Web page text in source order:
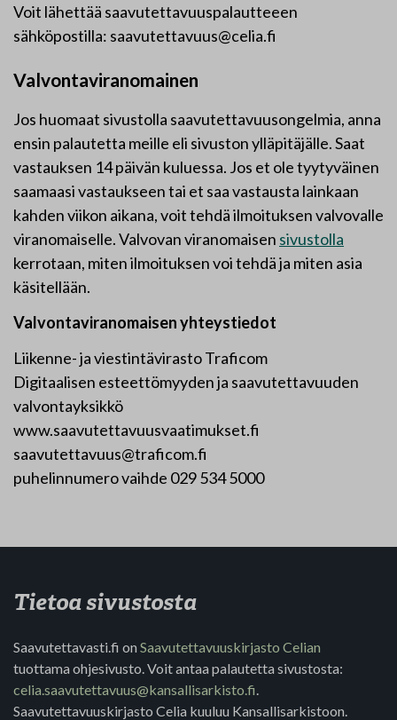
Voit lähettää saavutettavuuspalautteeen
sähköpostilla: saavutettavuus@celia.fi
Valvontaviranomainen
Jos huomaat sivustolla saavutettavuusongelmia, anna
ensin palautetta meille eli sivuston ylläpitäjälle. Saat
vastauksen 14 päivän kuluessa. Jos et ole tyytyväinen
saamaasi vastaukseen tai et saa vastausta lainkaan
kahden viikon aikana, voit tehdä ilmoituksen valvovalle
viranomaiselle. Valvovan viranomaisen sivustolla
kerrotaan, miten ilmoituksen voi tehdä ja miten asia
käsitellään.
Valvontaviranomaisen yhteystiedot
Liikenne- ja viestintävirasto Traficom
Digitaalisen esteettömyyden ja saavutettavuuden
valvontayksikkö
www.saavutettavuusvaatimukset.fi
saavutettavuus@traficom.fi
puhelinnumero vaihde 029 534 5000
Tietoa sivustosta
Saavutettavasti.fi on Saavutettavuuskirjasto Celian
tuottama ohjesivusto. Voit antaa palautetta sivustosta:
celia.saavutettavuus@kansallisarkisto.fi
Saavutettavuuskirjasto Celia kuuluu Kansallisarkistoon.